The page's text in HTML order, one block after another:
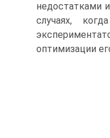
недостатками
случаях,
оптимизации